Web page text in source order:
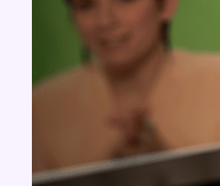
Aucun concours pour le moment